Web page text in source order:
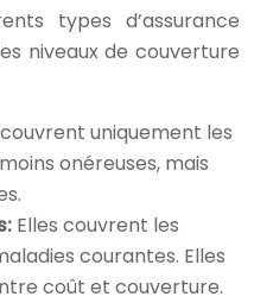
types d’assurance
niveaux de couverture
couvrent uniquement les
onéreuses, mais
Elles couvrent les
courantes. Elles
coût et couverture.